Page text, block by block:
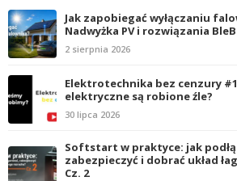
Jak zapobiegać wyłączaniu
Nadwyżka PV i rozwiązania
2 sierpnia 2026
Elektrotechnika bez cenzury
elektryczne są robione źle?
30 lipca 2026
Softstart w praktyce: jak
zabezpieczyć i dobrać układ
Cz. 2